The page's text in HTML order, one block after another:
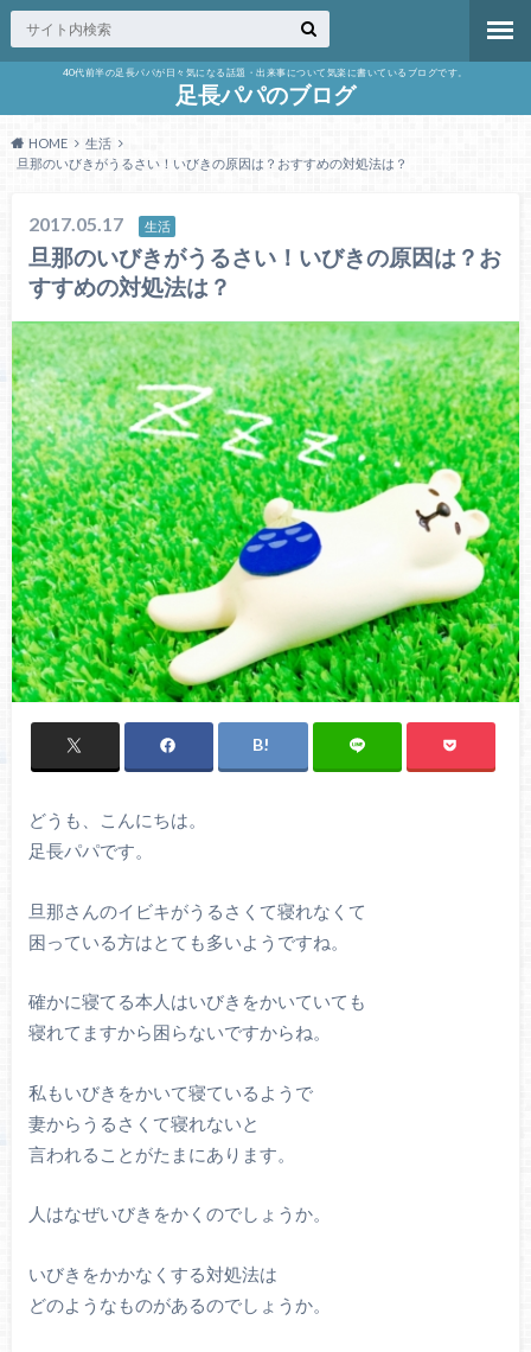
40代前半の足長パパが日々気になる話題・出来事について気楽に書いているブログです。
足長パパのブログ
HOME
生活
旦那のいびきがうるさい！いびきの原因は？おすすめの対処法は？
2017.05.17 生活
旦那のいびきがうるさい！いびきの原因は？お
すすめの対処法は？
どうも、こんにちは。
足長パパです。
旦那さんのイビキがうるさくて寝れなくて
困っている方はとても多いようですね。
確かに寝てる本人はいびきをかいていても
寝れてますから困らないですからね。
私もいびきをかいて寝ているようで
妻からうるさくて寝れないと
言われることがたまにあります。
人はなぜいびきをかくのでしょうか。
いびきをかかなくする対処法は
どのようなものがあるのでしょうか。